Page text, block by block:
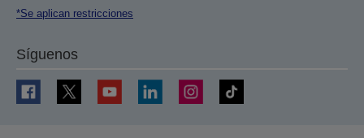
*Se aplican restricciones
Síguenos